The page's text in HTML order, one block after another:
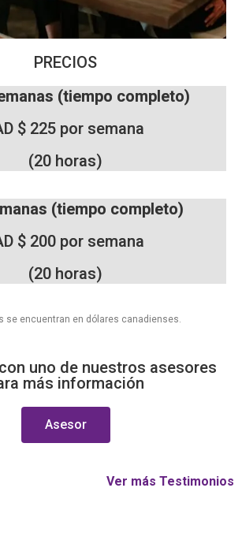
PRECIOS
(tiempo completo)
$ 225 por semana
(20 horas)
(tiempo completo)
$ 200 por semana
(20 horas)
se encuentran en dólares canadienses.
uno de nuestros asesores
más información
Asesor
Ver más Testimonios